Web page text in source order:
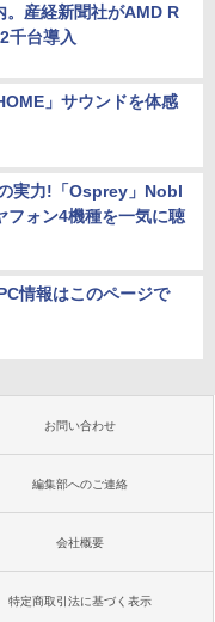
。産経新聞社がAMD R
台導入
」サウンドを体感
実力!「Osprey」Nobl
ォン4機種を一気に聴
情報はこのページで
お問い合わせ
編集部へのご連絡
会社概要
特定商取引法に基づく表示